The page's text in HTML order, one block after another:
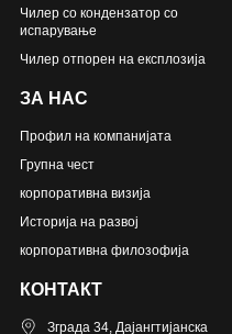
Чилер со кондензатор со
испарување
Чилер отпорен на експлозија
ЗА НАС
Профил на компанијата
Групна чест
корпоративна визија
Историја на развој
корпоративна филозофија
КОНТАКТ
Зграда 34, Дајангтијанска